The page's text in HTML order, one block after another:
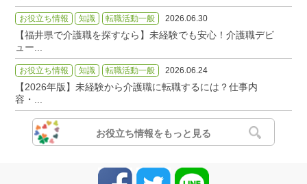
お役立ち情報 知識 転職活動一般 2026.06.30
【福井県で介護職を探すなら】未経験でも安心！介護職デビ
ュー...
お役立ち情報 知識 転職活動一般 2026.06.24
【2026年版】未経験から介護職に転職するには？仕事内
容・...
お役立ち情報をもっと見る